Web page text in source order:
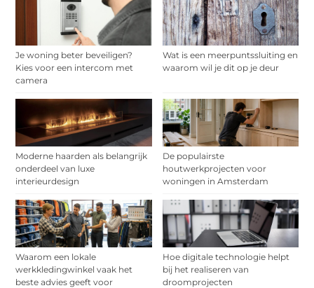
Je woning beter beveiligen?
Kies voor een intercom met
camera
Wat is een meerpuntssluiting en
waarom wil je dit op je deur
Moderne haarden als belangrijk
onderdeel van luxe
interieurdesign
De populairste
houtwerkprojecten voor
woningen in Amsterdam
Waarom een lokale
werkkledingwinkel vaak het
beste advies geeft voor
Hoe digitale technologie helpt
bij het realiseren van
droomprojecten